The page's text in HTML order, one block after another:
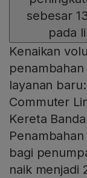
sebesar
pada
Kenaikan
layanan
Commuter
Kereta
bagi
naik menjadi